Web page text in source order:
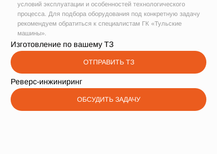
условий эксплуатации и особенностей технологического
процесса. Для подбора оборудования под конкретную задачу
рекомендуем обратиться к специалистам ГК «Тульские
машины».
Изготовление по вашему ТЗ
ОТПРАВИТЬ ТЗ
Реверс-инжиниринг
ОБСУДИТЬ ЗАДАЧУ